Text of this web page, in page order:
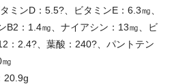
ミンD：5.5?、ビタミンE：6.3㎎、
B2：1.4㎎、ナイアシン：13㎎、ビ
：2.4?、葉酸：240?、パントテン
20.9g